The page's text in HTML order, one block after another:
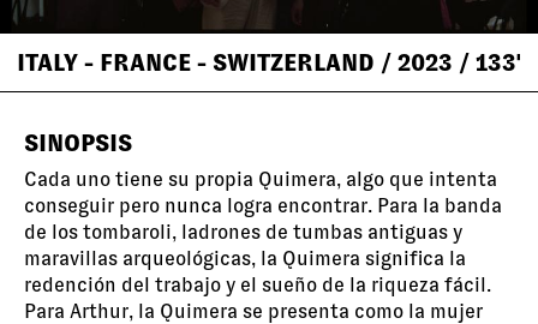
ITALY - FRANCE - SWITZERLAND / 2023 / 133'
SINOPSIS
Cada uno tiene su propia Quimera, algo que intenta
conseguir pero nunca logra encontrar. Para la banda
de los tombaroli, ladrones de tumbas antiguas y
maravillas arqueológicas, la Quimera significa la
redención del trabajo y el sueño de la riqueza fácil.
Para Arthur, la Quimera se presenta como la mujer